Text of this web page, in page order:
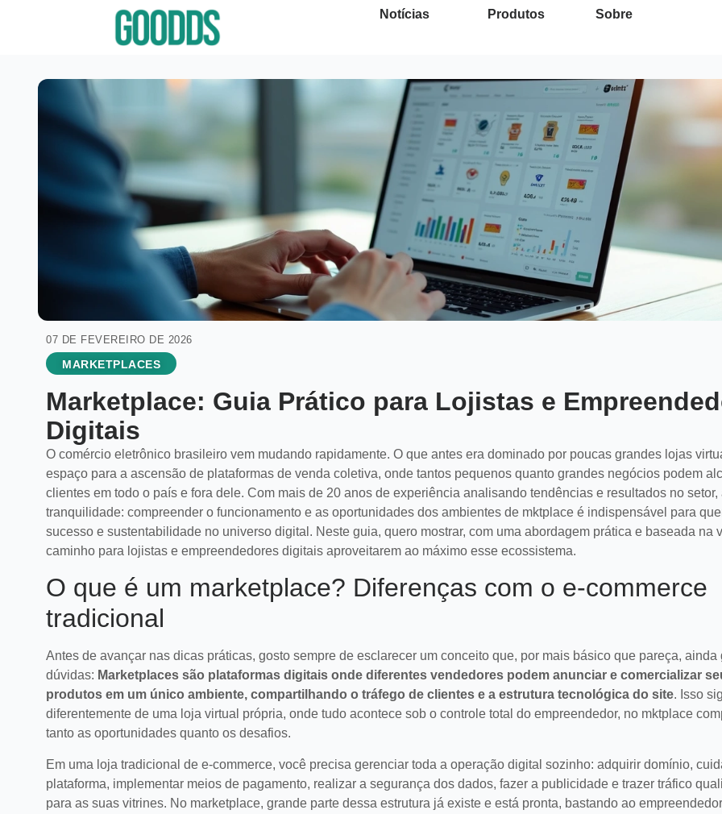
Notícias Produtos Sobre
07 DE FEVEREIRO DE 2026
MARKETPLACES
Marketplace: Guia Prático para Lojistas e
Digitais
O comércio eletrônico brasileiro vem mudando rapidamente. O que antes era dominado por poucas grandes lojas
espaço para a ascensão de plataformas de venda coletiva, onde tantos pequenos quanto grandes negócios podem
clientes em todo o país e fora dele. Com mais de 20 anos de experiência analisando tendências e resultados no setor,
tranquilidade: compreender o funcionamento e as oportunidades dos ambientes de mktplace é indispensável para
sucesso e sustentabilidade no universo digital. Neste guia, quero mostrar, com uma abordagem prática e baseada na
caminho para lojistas e empreendedores digitais aproveitarem ao máximo esse ecossistema.
O que é um marketplace? Diferenças com o e-commerce
tradicional
Antes de avançar nas dicas práticas, gosto sempre de esclarecer um conceito que, por mais básico que pareça, ainda
dúvidas: Marketplaces são plataformas digitais onde diferentes vendedores podem anunciar e comercializar
produtos em um único ambiente, compartilhando o tráfego de clientes e a estrutura tecnológica do site. Isso
diferentemente de uma loja virtual própria, onde tudo acontece sob o controle total do empreendedor, no mktplace
tanto as oportunidades quanto os desafios.
Em uma loja tradicional de e-commerce, você precisa gerenciar toda a operação digital sozinho: adquirir domínio,
plataforma, implementar meios de pagamento, realizar a segurança dos dados, fazer a publicidade e trazer tráfico
para as suas vitrines. No marketplace, grande parte dessa estrutura já existe e está pronta, bastando ao